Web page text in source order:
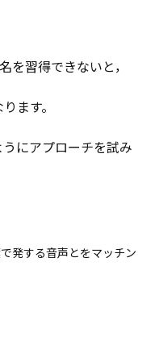
習得できないと，
ます。
にアプローチを試み
発する音声とをマッチン